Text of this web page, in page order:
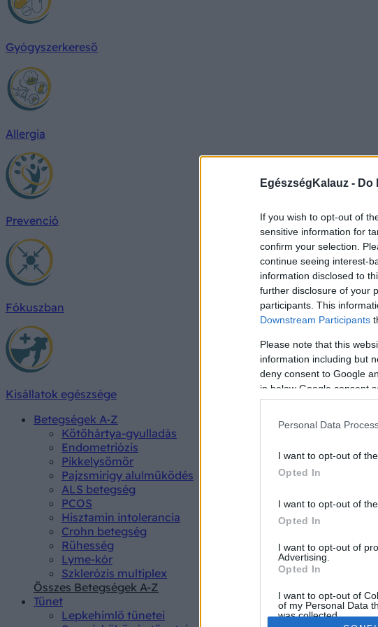
EgészségKalauz - Do
If you wish to opt-out of
sensitive information for
confirm your selection.
continue seeing interest-
information disclosed to
further disclosure of your
participants. This
Downstream Participants
Please note that this
information including but
deny consent to Google
in below Google consent
Personal Data
I want to opt-out of
Opted In
I want to opt-out of
Opted In
I want to opt-out of
Advertising.
Opted In
I want to opt-out of
of my Personal Data
was collected.
Gyógyszerkereső
Allergia
Prevenció
Fókuszban
Kisállatok egészsége
Betegségek A-Z
Kötőhártya-gyulladás
Endometriózis
Pikkelysömör
Pajzsmirigy alulműködés
ALS betegség
PCOS
Hisztamin intolerancia
Crohn betegség
Rühesség
Lyme-kór
Szklerózis multiplex
Összes Betegségek A-Z
Tünet
Lepkehimlő tünetei